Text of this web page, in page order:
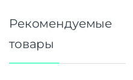
Рекомендуемые
товары